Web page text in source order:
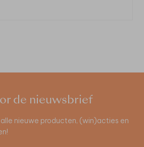
de nieuwsbrief
nieuwe producten, (win)acties en